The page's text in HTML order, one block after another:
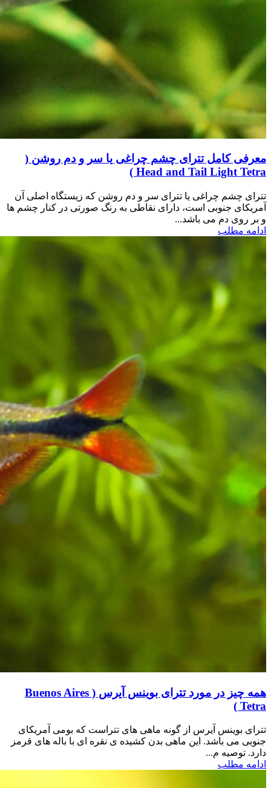
معرفی کامل تترای چشم چراغی یا سر و دم روشن (
Head and Tail Light Tetra )
تترای چشم چراغی یا تترای سر و دم روشن که زیستگاه اصلی آن
آمریکای جنوبی است، دارای نقاطی به رنگ صورتی در کنار چشم ها
و بر روی دم می باشد...
ادامه مطلب
همه چیز در مورد تترای بوینس آیرس ( Buenos Aires
Tetra )
تترای بوینس آیرس از گونه ماهی های تتراست که بومی آمریکای
جنوبی می باشد. این ماهی بدن کشیده ی نقره ای با باله های قرمز
دارد. توصیه م...
ادامه مطلب